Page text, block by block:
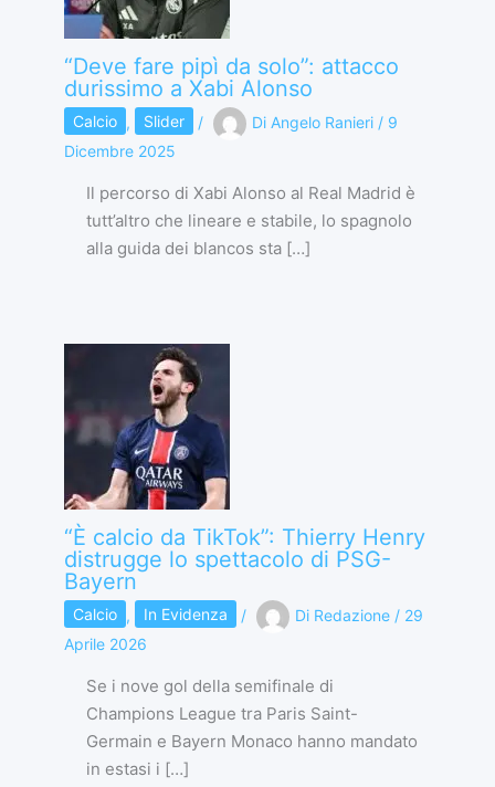
“Deve fare pipì da solo”: attacco
durissimo a Xabi Alonso
Calcio , Slider / Di Angelo Ranieri / 9
Dicembre 2025
Il percorso di Xabi Alonso al Real Madrid è
tutt’altro che lineare e stabile, lo spagnolo
alla guida dei blancos sta […]
“È calcio da TikTok”: Thierry Henry
distrugge lo spettacolo di PSG-
Bayern
Calcio , In Evidenza / Di Redazione / 29
Aprile 2026
Se i nove gol della semifinale di
Champions League tra Paris Saint-
Germain e Bayern Monaco hanno mandato
in estasi i […]